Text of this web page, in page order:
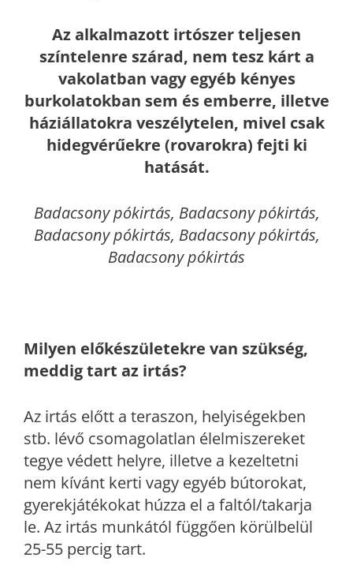
Az alkalmazott irtószer teljesen
színtelenre szárad, nem tesz kárt a
vakolatban vagy egyéb kényes
burkolatokban sem és emberre, illetve
háziállatokra veszélytelen, mivel csak
hidegvérűekre (rovarokra) fejti ki
hatását.
Badacsonypókirtás, Badacsony pókirtás,
Badacsony pókirtás, Badacsony pókirtás,
Badacsony pókirtás
Milyen előkészületekre van szükség,
meddig tart az irtás?
Az irtás előtt a teraszon, helyiségekben
stb. lévő csomagolatlan élelmiszereket
tegye védett helyre, illetve a kezeltetni
nem kívánt kerti vagy egyéb bútorokat,
gyerekjátékokat húzza el a faltól/takarja
le. Az irtás munkától függően körülbelül
25-55 percig tart.